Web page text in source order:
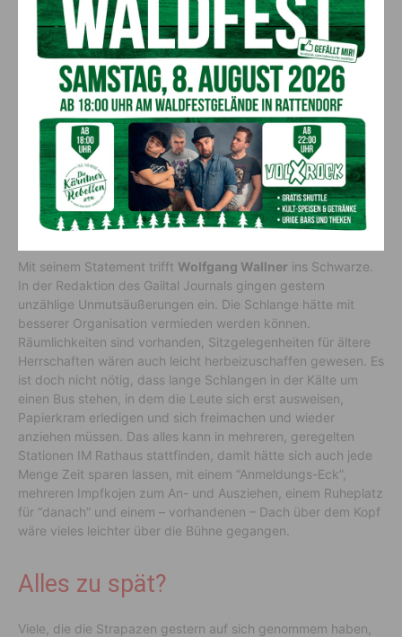
Viele Beschwerden
Mit seinem Statement trifft Wolfgang Wallner ins Schwarze.
In der Redaktion des Gailtal Journals gingen gestern
unzählige Unmutsäußerungen ein. Die Schlange hätte mit
besserer Organisation vermieden werden können.
Räumlichkeiten sind vorhanden, Sitzgelegenheiten für ältere
Herrschaften wären auch leicht herbeizuschaffen gewesen. Es
ist doch nicht nötig, dass lange Schlangen in der Kälte um
einen Bus stehen, in dem die Leute sich erst ausweisen,
Papierkram erledigen und sich freimachen und wieder
anziehen müssen. Das alles kann in mehreren, geregelten
Stationen IM Rathaus stattfinden, damit hätte sich auch jede
Menge Zeit sparen lassen, mit einem “Anmeldungs-Eck”,
mehreren Impfkojen zum An- und Ausziehen, einem Ruheplatz
für “danach” und einem – vorhandenen – Dach über dem Kopf
wäre vieles leichter über die Bühne gegangen.
Alles zu spät?
Viele, die die Strapazen gestern auf sich genommem haben,